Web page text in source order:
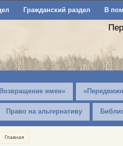
Гражданский раздел В
имен»
Право на альтернативу
Главная